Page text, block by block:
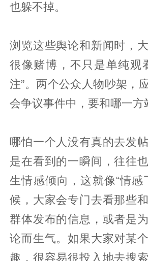
也躲不掉。
浏览这些舆论和新闻时，
很像赌博，不只是单纯观
注”。两个公众人物吵架，
会争议事件中，要和哪一方
哪怕一个人没有真的去发
是在看到的一瞬间，往往
生情感倾向，这就像“情感
候，大家会专门去看那些
群体发布的信息，或者是
论而生气。如果大家对某
趣，很容易很投入地去搜